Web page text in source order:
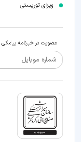
ویزای توریستی
عضویت در خبرنامه پیامکی
شماره موبایل